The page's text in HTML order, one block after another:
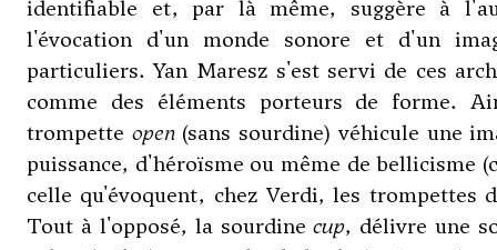
identifiable et, par là même, suggère à
l'évocation d'un monde sonore et d'un
particuliers. Yan Maresz s'est servi de ces
comme des éléments porteurs de forme.
trompette open(sans sourdine) véhicule une
puissance, d'héroïsme ou même de bellicisme
celle qu'évoquent, chez Verdi, les trompettes
Tout à l'opposé, la sourdinecup, délivre une